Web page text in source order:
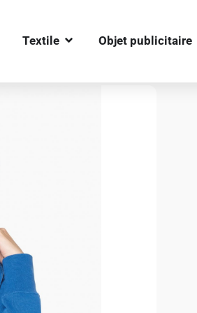
Textile OUVRIR TEXTILE
Objet publicitaire